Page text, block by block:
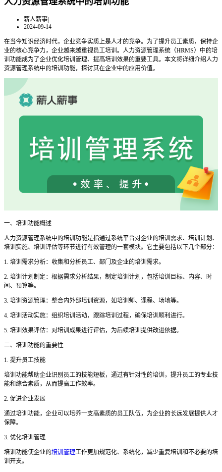
薪人薪事|
2024-09-14
在当今知识经济时代，企业竞争实质上是人才的竞争。为了提升员工素质，保持企
业的核心竞争力，企业越来越重视员工培训。人力资源管理系统（HRMS）中的培
训功能成为了企业优化培训管理、提高培训效果的重要工具。本文将详细介绍人力
资源管理系统中的培训功能，探讨其在企业中的应用价值。
一、培训功能概述
人力资源管理系统中的培训功能是指通过系统平台对企业的培训需求、培训计划、
培训实施、培训评估等环节进行有效管理的一套模块。它主要包括以下几个部分：
1. 培训需求分析：收集和分析员工、部门及企业的培训需求。
2. 培训计划制定：根据需求分析结果，制定培训计划，包括培训目标、内容、时
间、预算等。
3. 培训资源管理：整合内外部培训资源，如培训师、课程、场地等。
4. 培训活动实施：组织培训活动，跟踪培训过程，确保培训顺利进行。
5. 培训效果评估：对培训成果进行评估，为后续培训提供改进依据。
二、培训功能的重要性
1. 提升员工技能
培训功能帮助企业识别员工的技能短板，通过有针对性的培训，提升员工的专业技
能和综合素质，从而提高工作效率。
2. 促进企业发展
通过培训功能，企业可以培养一支高素质的员工队伍，为企业的长远发展提供人才
保障。
3. 优化培训管理
培训功能使企业的培训管理工作更加规范化、系统化，减少重复培训和不必要的培
训开支。